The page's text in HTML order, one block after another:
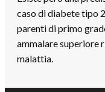
caso di diabete tipo
parenti di primo
ammalare superiore
malattia.